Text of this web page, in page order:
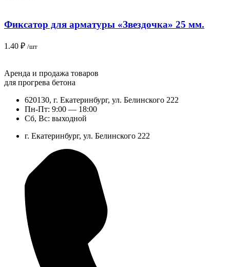
Фиксатор для арматуры «Звездочка» 25 мм.
1.40 ₽ /шт
Аренда и продажа товаров
для прогрева бетона
620130, г. Екатеринбург, ул. Белинского 222
Пн-Пт: 9:00 — 18:00
Сб, Вс: выходной
г. Екатеринбург, ул. Белинского 222